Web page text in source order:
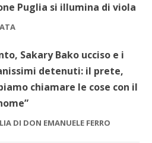
Puglia si illumina di viola
Sakary Bako ucciso e i
detenuti: il prete,
chiamare le cose con il
DI DON EMANUELE FERRO